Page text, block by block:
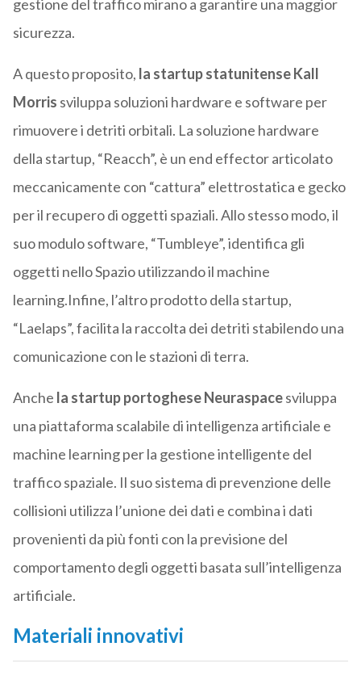
gestione del traffico mirano a garantire una maggior
sicurezza.
A questo proposito, la startup statunitense Kall
Morris sviluppa soluzioni hardware e software per
rimuovere i detriti orbitali. La soluzione hardware
della startup, “Reacch”, è un end effector articolato
meccanicamente con “cattura” elettrostatica e gecko
per il recupero di oggetti spaziali. Allo stesso modo, il
suo modulo software, “Tumbleye”, identifica gli
oggetti nello Spazio utilizzando il machine
learning.Infine, l’altro prodotto della startup,
“Laelaps”, facilita la raccolta dei detriti stabilendo una
comunicazione con le stazioni di terra.
Anche la startup portoghese Neuraspacesviluppa
una piattaforma scalabile di intelligenza artificiale e
machine learning per la gestione intelligente del
traffico spaziale. Il suo sistema di prevenzione delle
collisioni utilizza l’unione dei dati e combina i dati
provenienti da più fonti con la previsione del
comportamento degli oggetti basata sull’intelligenza
artificiale.
Materiali innovativi